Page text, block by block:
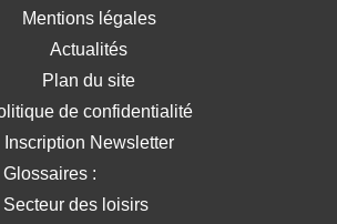
Mentions légales
Actualités
Plan du site
de confidentialité
Inscription Newsletter
Glossaires :
Secteur des loisirs